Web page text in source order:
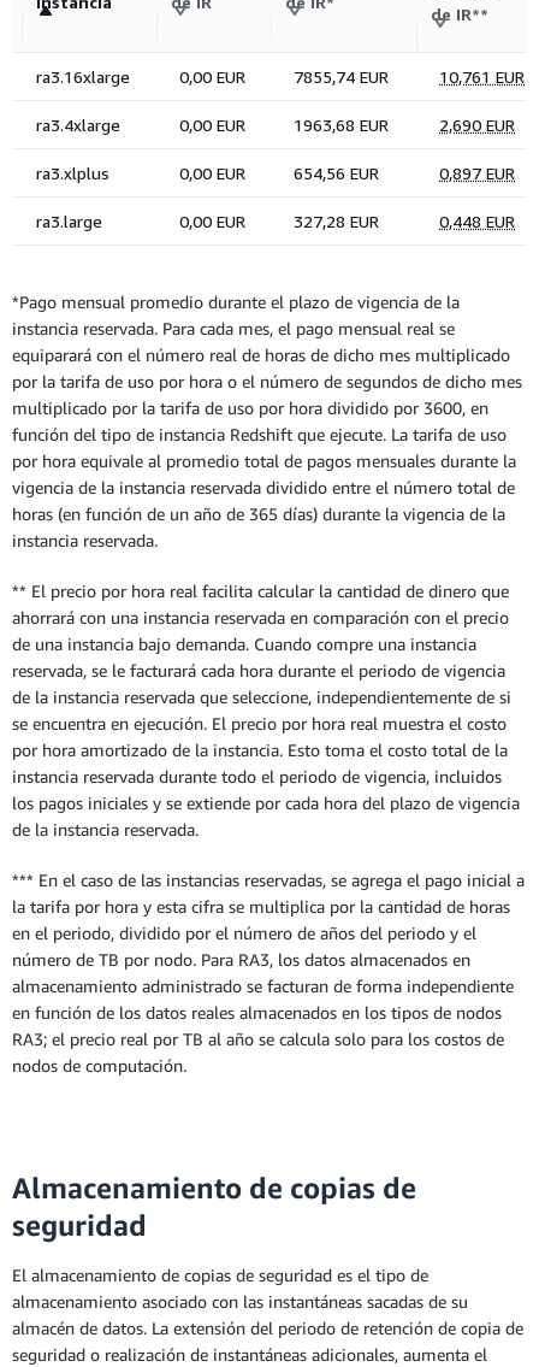
*Pago mensual promedio durante el plazo de vigencia de la
instancia reservada. Para cada mes, el pago mensual real se
equiparará con el número real de horas de dicho mes multiplicado
por la tarifa de uso por hora o el número de segundos de dicho mes
multiplicado por la tarifa de uso por hora dividido por 3600, en
función del tipo de instancia Redshift que ejecute. La tarifa de uso
por hora equivale al promedio total de pagos mensuales durante la
vigencia de la instancia reservada dividido entre el número total de
horas (en función de un año de 365 días) durante la vigencia de la
instancia reservada.
** El precio por hora real facilita calcular la cantidad de dinero que
ahorrará con una instancia reservada en comparación con el precio
de una instancia bajo demanda. Cuando compre una instancia
reservada, se le facturará cada hora durante el periodo de vigencia
de la instancia reservada que seleccione, independientemente de si
se encuentra en ejecución. El precio por hora real muestra el costo
por hora amortizado de la instancia. Esto toma el costo total de la
instancia reservada durante todo el periodo de vigencia, incluidos
los pagos iniciales y se extiende por cada hora del plazo de vigencia
de la instancia reservada.
*** En el caso de las instancias reservadas, se agrega el pago inicial a
la tarifa por hora y esta cifra se multiplica por la cantidad de horas
en el periodo, dividido por el número de años del periodo y el
número de TB por nodo. Para RA3, los datos almacenados en
almacenamiento administrado se facturan de forma independiente
en función de los datos reales almacenados en los tipos de nodos
RA3; el precio real por TB al año se calcula solo para los costos de
nodos de computación.
Almacenamiento de copias de
seguridad
El almacenamiento de copias de seguridad es el tipo de
almacenamiento asociado con las instantáneas sacadas de su
almacén de datos. La extensión del periodo de retención de copia de
seguridad o realización de instantáneas adicionales, aumenta el